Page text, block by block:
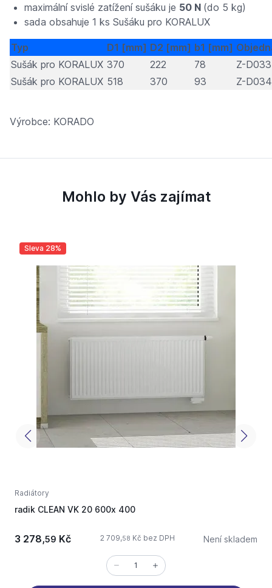
maximální svislé zatížení sušáku je 50 N (do 5 kg)
sada obsahuje 1 ks Sušáku pro KORALUX
Typ D1 [mm] D2 [mm] b1 [mm]
Sušák pro KORALUX 370 222 78
Z-D033
Sušák pro KORALUX 518 370 93 Z-D034
Výrobce: KORADO
Mohlo by Vás zajímat
Sleva 28%
Radiátory
radik CLEAN VK 20 600x 400
3 278,59 Kč 2 709,58 Kč bez DPH Není skladem